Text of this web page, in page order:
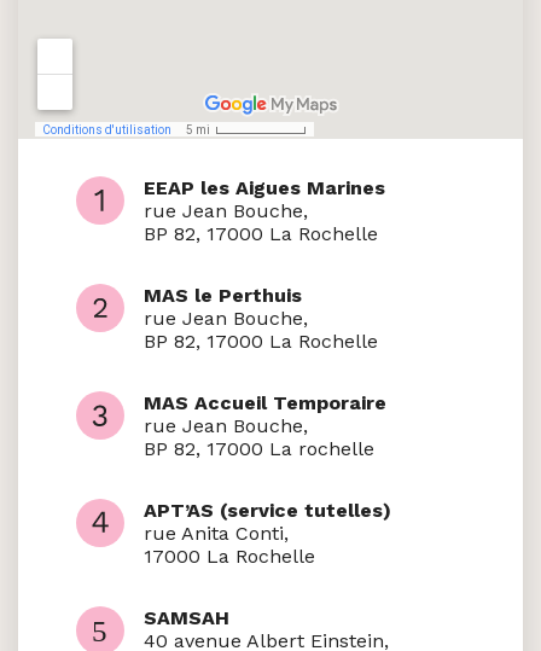
EEAP les Aigues Marines
rue Jean Bouche,
BP 82, 17000 La Rochelle
MAS le Perthuis
rue Jean Bouche,
BP 82, 17000 La Rochelle
MAS Accueil Temporaire
rue Jean Bouche,
BP 82, 17000 La rochelle
APT’AS (service tutelles)
rue Anita Conti,
17000 La Rochelle
SAMSAH
40 avenue Albert Einstein,